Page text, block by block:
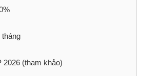
tháng
(tham khảo)